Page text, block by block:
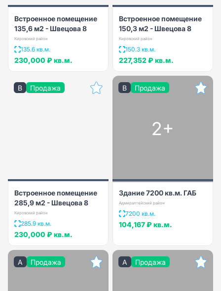
Встроенное помещение
135,6 м2 - Швецова 8
Кировский район
135.6 кв.м.
230,000 ₽ кв.м.
Встроенное помещение
150,3 м2 - Швецова 8
Кировский район
150.3 кв.м.
227,352 ₽ кв.м.
B Продажа
Встроенное помещение
285,9 м2 - Швецова 8
Кировский район
285.9 кв.м.
230,000 ₽ кв.м.
B Продажа
2+
Здание 7200 кв.м. ГАБ
Адмиралтейский район
7200 кв.м.
104,167 ₽ кв.м.
A Продажа A Продажа